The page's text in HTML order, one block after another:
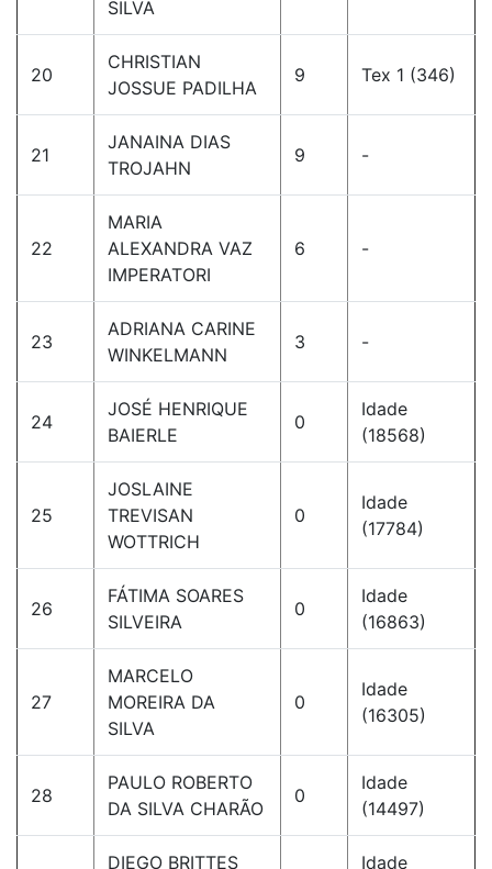
SILVA
20
CHRISTIAN
JOSSUE PADILHA
9 Tex 1 (346)
21
JANAINA DIAS
TROJAHN
9 -
22
MARIA
ALEXANDRA VAZ
IMPERATORI
6 -
23
ADRIANA CARINE
WINKELMANN
3 -
24
JOSÉ HENRIQUE
BAIERLE
0
Idade
(18568)
25
JOSLAINE
TREVISAN
WOTTRICH
0
Idade
(17784)
26
FÁTIMA SOARES
SILVEIRA
0
Idade
(16863)
27
MARCELO
MOREIRA DA
SILVA
0
Idade
(16305)
28
PAULO ROBERTO
DA SILVA CHARÃO
0
Idade
(14497)
DIEGO BRITTES Idade